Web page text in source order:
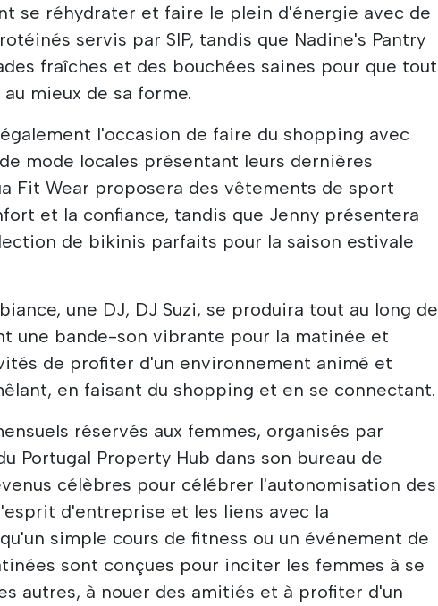
se réhydrater et faire le plein d'énergie avec de
servis par SIP, tandis que Nadine's Pantry
fraîches et des bouchées saines pour que tout
mieux de sa forme.
l'occasion de faire du shopping avec
mode locales présentant leurs dernières
Fit Wear proposera des vêtements de sport
et la confiance, tandis que Jenny présentera
de bikinis parfaits pour la saison estivale
une DJ, DJ Suzi, se produira tout au long de
une bande-son vibrante pour la matinée et
de profiter d'un environnement animé et
en faisant du shopping et en se connectant.
réservés aux femmes, organisés par
Portugal Property Hub dans son bureau de
célèbres pour célébrer l'autonomisation des
d'entreprise et les liens avec la
simple cours de fitness ou un événement de
sont conçues pour inciter les femmes à se
autres, à nouer des amitiés et à profiter d'un